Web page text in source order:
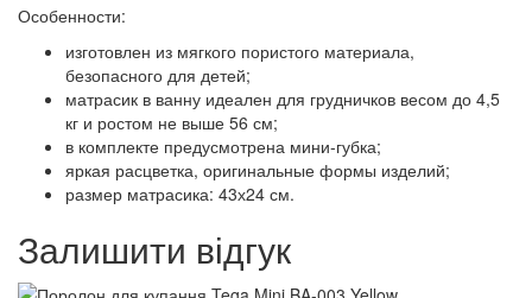
Особенности:
изготовлен из мягкого пористого материала,
безопасного для детей;
матрасик в ванну идеален для грудничков весом до 4,5
кг и ростом не выше 56 см;
в комплекте предусмотрена мини-губка;
яркая расцветка, оригинальные формы изделий;
размер матрасика: 43х24 см.
Залишити відгук